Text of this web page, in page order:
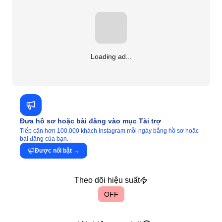
Loading ad...
Đưa hồ sơ hoặc bài đăng vào mục Tài trợ
Tiếp cận hơn 100.000 khách Instagram mỗi ngày bằng hồ sơ hoặc
bài đăng của bạn.
Được nổi bật →
Theo dõi hiệu suất
OFF